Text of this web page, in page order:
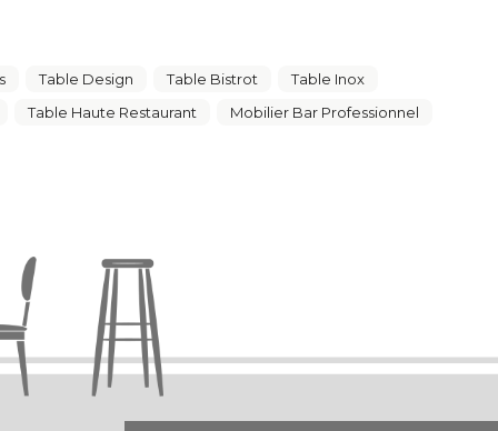
Table Design Table Bistrot
Table Inox
Table Haute Restaurant
Mobilier Bar Professionnel